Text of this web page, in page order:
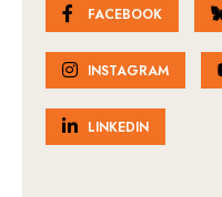
FACEBOOK
INSTAGRAM
LINKEDIN